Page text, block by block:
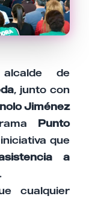
de
, junto con
Jiménez
Punto
que
a
.
cualquier